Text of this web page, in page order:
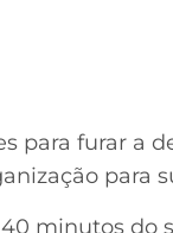
para furar a
para
minutos do